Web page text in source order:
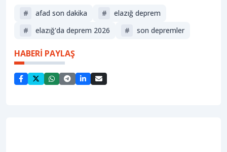
# afad son dakika #
elazığ deprem
#
elazığ'da deprem 2026 # son depremler
HABERİ PAYLAŞ